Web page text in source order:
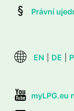
Právní
EN DE
myLPG.eu